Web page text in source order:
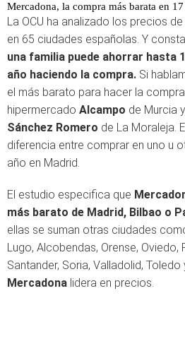
Mercadona, la compra más barata en
La OCU ha analizado los precios
en 65 ciudades españolas. Y
una familia puede ahorrar hasta
año haciendo la compra. Si
el más barato para hacer la
hipermercado Alcampo de Murcia
Sánchez Romero de La Moraleja.
diferencia entre comprar en uno u
año en Madrid.
El estudio especifica que
más barato de Madrid, Bilbao o
ellas se suman otras ciudades
Lugo, Alcobendas, Orense, Oviedo,
Santander, Soria, Valladolid,
Mercadona lidera en precios.